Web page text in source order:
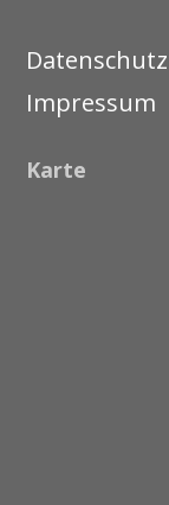
Datenschutz
Impressum
Karte